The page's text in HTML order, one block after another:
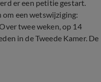
er een petitie gestart.
een wetswijziging:
twee weken, op 14
in de Tweede Kamer. De